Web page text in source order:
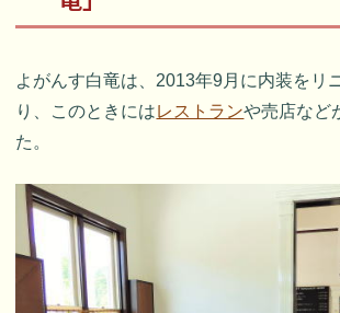
よがんす白竜は、2013年9月に内装をリ
り、このときにはレストランや売店など
た。